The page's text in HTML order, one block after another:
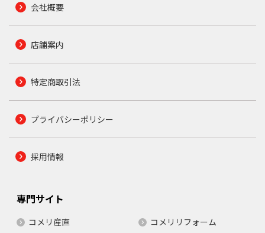
会社概要
店舗案内
特定商取引法
プライバシーポリシー
採用情報
専門サイト
コメリ産直 コメリリフォーム